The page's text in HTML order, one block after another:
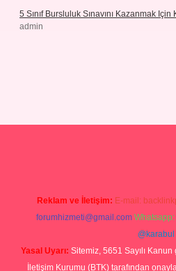
5 Sınıf Bursluluk Sınavını Kazanmak
admin
Reklam ve İletişim: E-mail:
forumhizmeti@gmail.com
@karabul
Yasal Uyarı: Sitemiz, 5651 Sayılı
İletişim Kurumu (BTK) tarafından